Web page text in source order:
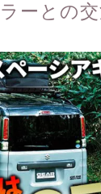
ーとの